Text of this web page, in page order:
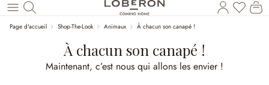
Revenir au contenu principal
Vous
Page d'accueil Shop-The-Look Animaux À chacun son canapé !
À chacun son canapé !
Maintenant, c’est nous qui allons les envier !